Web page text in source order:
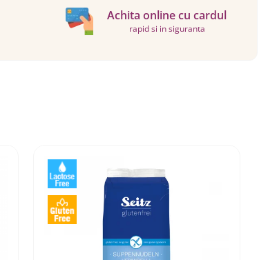
Achita online cu cardul
rapid si in siguranta